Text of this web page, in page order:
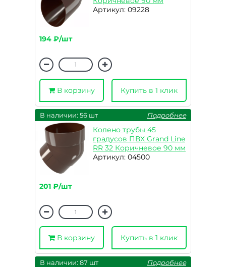
Артикул: 09228
194 ₽/шт
В корзину Купить в 1 клик
В наличии: 56 шт Подробнее
Колено трубы 45
градусов ПВХ Grand Line
RR 32 Коричневое 90 мм
Артикул: 04500
201 ₽/шт
В корзину Купить в 1 клик
В наличии: 87 шт Подробнее